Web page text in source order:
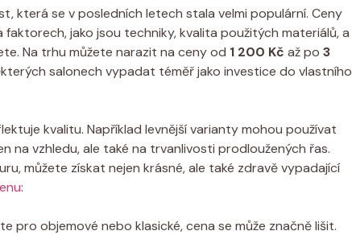
která se v posledních letech stala⁣ velmi populární. ‍Ceny
⁢jako jsou techniky,⁤ kvalita ‌použitých materiálů,⁢ a
Na trhu můžete narazit na ceny od 1 200 Kč až po 3
salonech vypadat téměř jako investice⁤ do ‌vlastního
kvalitu. Například levnější varianty mohou používat
na vzhledu, ale také⁢ na trvanlivosti prodloužených řas.
můžete získat nejen‌ krásné,‌ ale ‍také zdravě ⁢vypadající
:
pro objemové nebo⁢ klasické,​ cena‍ se‍ může značně ​lišit.